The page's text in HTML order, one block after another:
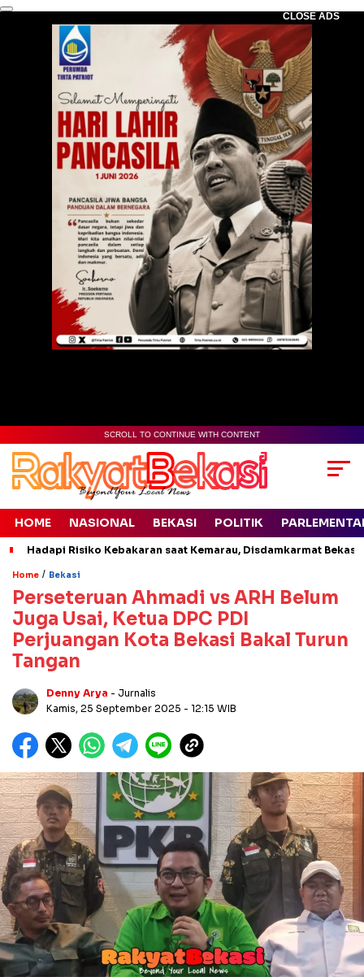
CLOSE ADS
SCROLL TO CONTINUE WITH CONTENT
HOME NASIONAL BEKASI POLITIK
Hadapi Risiko Kebakaran saat Kemarau, Disdamkarmat Bekasi
Home / Bekasi
Perseteruan Ahmadi vs ARH Belum
Juga Usai, Ketua DPC PDI
Perjuangan Kota Bekasi Bakal Turun
Tangan
Denny Arya - Jurnalis
Kamis, 25 September 2025 - 12:15 WIB